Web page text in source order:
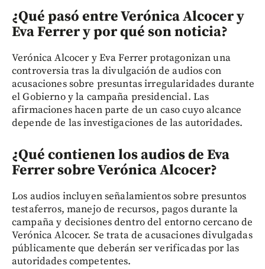
¿Qué pasó entre Verónica Alcocer y
Eva Ferrer y por qué son noticia?
Verónica Alcocer y Eva Ferrer protagonizan una
controversia tras la divulgación de audios con
acusaciones sobre presuntas irregularidades durante
el Gobierno y la campaña presidencial. Las
afirmaciones hacen parte de un caso cuyo alcance
depende de las investigaciones de las autoridades.
¿Qué contienen los audios de Eva
Ferrer sobre Verónica Alcocer?
Los audios incluyen señalamientos sobre presuntos
testaferros, manejo de recursos, pagos durante la
campaña y decisiones dentro del entorno cercano de
Verónica Alcocer. Se trata de acusaciones divulgadas
públicamente que deberán ser verificadas por las
autoridades competentes.